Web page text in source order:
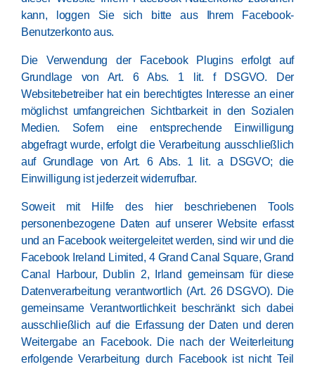
kann, loggen Sie sich bitte aus Ihrem Facebook-
Benutzerkonto aus.
Die Verwendung der Facebook Plugins erfolgt auf
Grundlage von Art. 6 Abs. 1 lit. f DSGVO. Der
Websitebetreiber hat ein berechtigtes Interesse an einer
möglichst umfangreichen Sichtbarkeit in den Sozialen
Medien. Sofern eine entsprechende Einwilligung
abgefragt wurde, erfolgt die Verarbeitung ausschließlich
auf Grundlage von Art. 6 Abs. 1 lit. a DSGVO; die
Einwilligung ist jederzeit widerrufbar.
Soweit mit Hilfe des hier beschriebenen Tools
personenbezogene Daten auf unserer Website erfasst
und an Facebook weitergeleitet werden, sind wir und die
Facebook Ireland Limited, 4 Grand Canal Square, Grand
Canal Harbour, Dublin 2, Irland gemeinsam für diese
Datenverarbeitung verantwortlich (Art. 26 DSGVO). Die
gemeinsame Verantwortlichkeit beschränkt sich dabei
ausschließlich auf die Erfassung der Daten und deren
Weitergabe an Facebook. Die nach der Weiterleitung
erfolgende Verarbeitung durch Facebook ist nicht Teil